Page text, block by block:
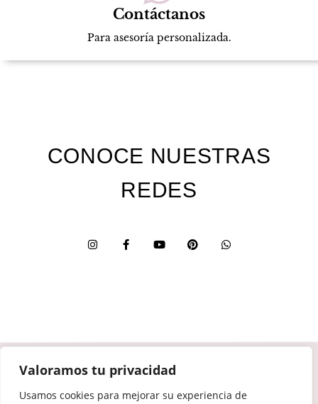
Valoramos tu privacidad
Usamos cookies para mejorar su experiencia de
Contáctanos
Para asesoría personalizada.
CONOCE NUESTRAS
REDES
Custom Edition
Express Edition